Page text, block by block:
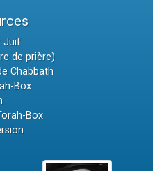
Juif
de prière)
Chabbath
Box
Box